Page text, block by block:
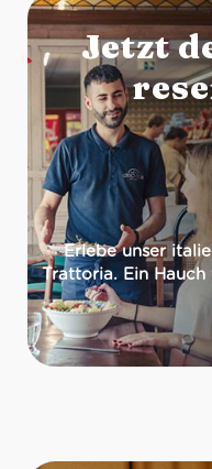
Jetzt
Erlebe unser
Trattoria. Ein